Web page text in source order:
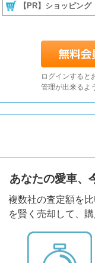
【PR】ショッピング
ログインすると
管理が出来るよ
あなたの愛車、
複数社の査定額を
を賢く売却して、